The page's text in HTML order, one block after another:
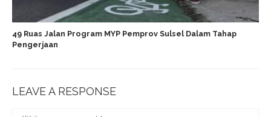
49 Ruas Jalan Program MYP Pemprov Sulsel Dalam Tahap
Pengerjaan
LEAVE A RESPONSE